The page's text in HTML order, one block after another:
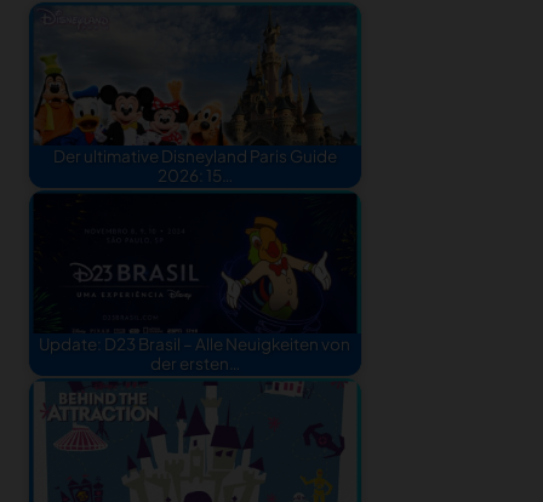
Der ultimative Disneyland Paris Guide
2026: 15…
Update: D23 Brasil – Alle Neuigkeiten von
der ersten…